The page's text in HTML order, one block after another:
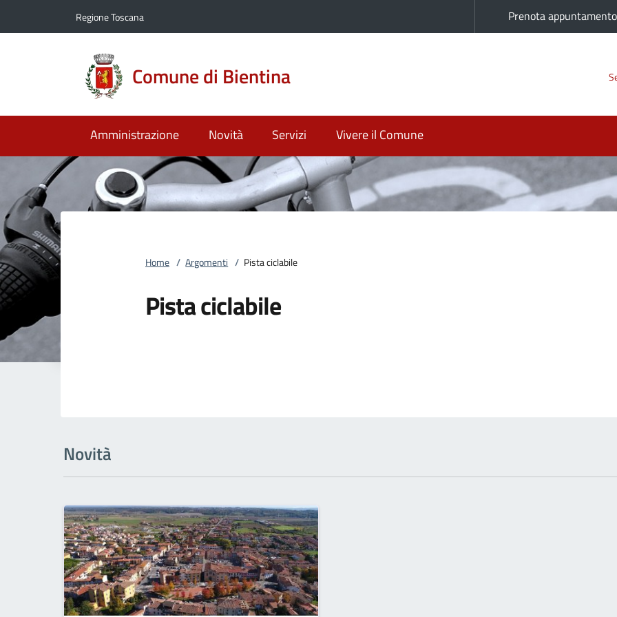
Regione Toscana Prenota
Comune di Bientina
Amministrazione Novità Servizi Vivere il Comune
Home / Argomenti / Pista ciclabile
Pista ciclabile
Novità